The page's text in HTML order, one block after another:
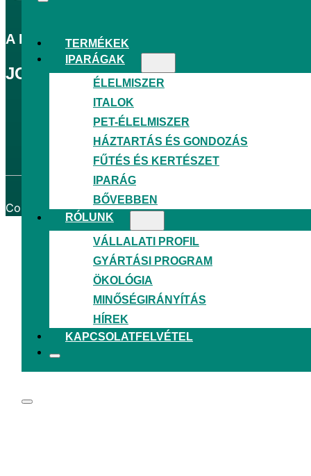
TERMÉKEK
IPARÁGAK
ÉLELMISZER
ITALOK
PET-ÉLELMISZER
HÁZTARTÁS ÉS GONDOZÁS
FŰTÉS ÉS KERTÉSZET
IPARÁG
BŐVEBBEN
RÓLUNK
VÁLLALATI PROFIL
GYÁRTÁSI PROGRAM
ÖKOLÓGIA
MINŐSÉGIRÁNYÍTÁS
HÍREK
KAPCSOLATFELVÉTEL
A LEGNAGYOBBCSEH FÚJT PE-
JOGSZABÁLYOK
Feltételek és kikötések
Támogatási projektek
Tanúsítványok
Copyright © 2026Granitol, a. s.─ Minden jog